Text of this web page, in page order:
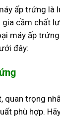
ấp trứng là
cầm chất
máy ấp
đây:
quan trọng
phù hợp.